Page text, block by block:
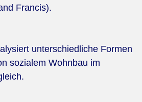
Francis).
unterschiedliche Formen
sozialem Wohnbau im